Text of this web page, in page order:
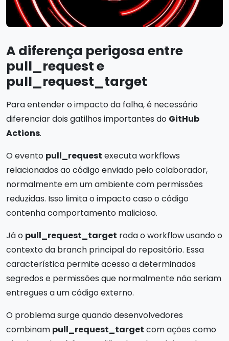
A diferença perigosa entre
pull_request e
pull_request_target
Para entender o impacto da falha, é necessário
diferenciar dois gatilhos importantes do GitHub
Actions.
O evento pull_request executa workflows
relacionados ao código enviado pelo colaborador,
normalmente em um ambiente com permissões
reduzidas. Isso limita o impacto caso o código
contenha comportamento malicioso.
Já o pull_request_target roda o workflow usando o
contexto da branch principal do repositório. Essa
característica permite acesso a determinados
segredos e permissões que normalmente não seriam
entregues a um código externo.
O problema surge quando desenvolvedores
combinam pull_request_target com ações como